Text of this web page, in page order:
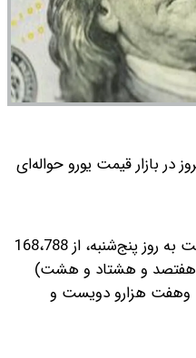
در بازار قیمت یورو حواله‌ای
یورو حواله‌ای امروز با کاهش نسبت به روز پنج‌شنبه، از 168،788
و هشتاد و هشت)
و‌شصت و‌هفت هزارو دویست و‌